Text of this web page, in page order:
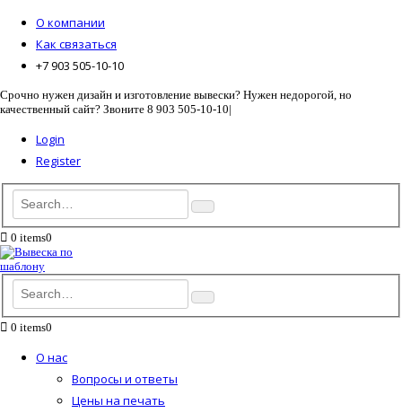
О компании
Как связаться
+7 903 505-10-10
Срочно нужен дизайн и изготовление вывески? Нужен недорогой, но
качественный сайт? Звоните 8 903 505-10-10|
Login
Register
0 items0
0 items0
О нас
Вопросы и ответы
Цены на печать